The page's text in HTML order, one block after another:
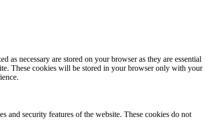
necessary are stored on your browser as they are essential
These cookies will be stored in your browser only with your
and security features of the website. These cookies do not